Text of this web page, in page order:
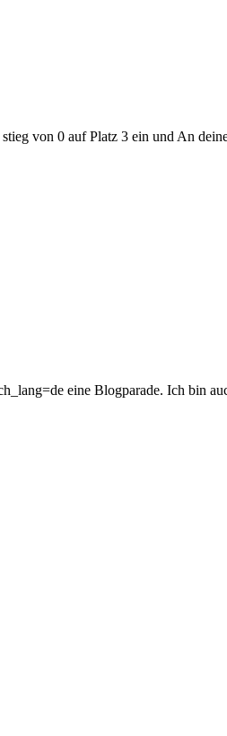
von 0 auf Platz 3 ein und An